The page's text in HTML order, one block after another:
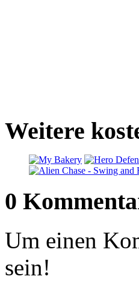
Weitere
0
Um einen
sein!